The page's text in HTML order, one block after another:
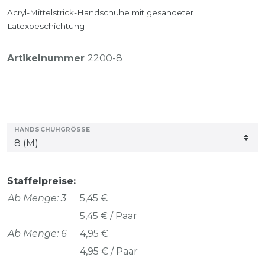
Acryl-Mittelstrick-Handschuhe mit gesandeter
Latexbeschichtung
Artikelnummer 2200-8
HANDSCHUHGRÖSSE
Staffelpreise:
Ab Menge: 3
5,45 €
5,45 € / Paar
Ab Menge: 6
4,95 €
4,95 € / Paar